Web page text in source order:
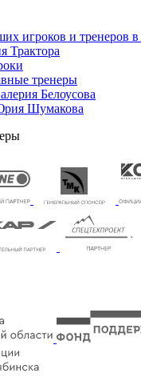
игроков и тренеров
Трактора
тренеры
Белоусова
Шумакова